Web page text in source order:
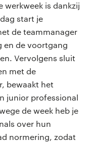
werkweek is dankzij
start je
de teammanager
en de voortgang
Vervolgens sluit
met de
bewaakt het
junior professional
de week heb je
over hun
normering, zodat